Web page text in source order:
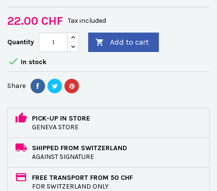
22.00 CHF Tax included
Quantity  Add to cart
 In stock
Share
PICK-UP IN STORE
GENEVA STORE
SHIPPED FROM SWITZERLAND
AGAINST SIGNATURE
FREE TRANSPORT FROM 50 CHF
FOR SWITZERLAND ONLY